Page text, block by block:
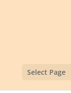
Select Page